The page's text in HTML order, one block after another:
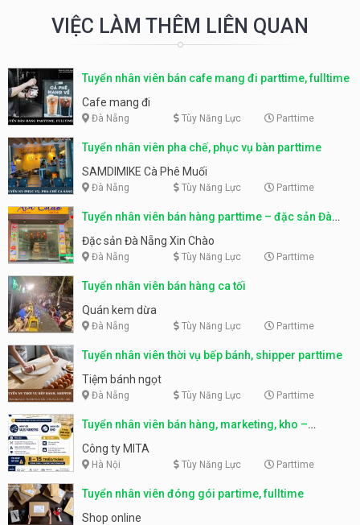
VIỆC LÀM THÊM LIÊN QUAN
Tuyển nhân viên bán cafe mang đi parttime, fulltime
Cafe mang đi
Đà Nẵng Tùy Năng Lực Parttime
Tuyển nhân viên pha chế, phục vụ bàn parttime
SAMDIMIKE Cà Phê Muối
Đà Nẵng Tùy Năng Lực Parttime
Tuyển nhân viên bán hàng parttime – đặc sản Đà
Nẵng
Đặc sản Đà Nẵng Xin Chào
Đà Nẵng Tùy Năng Lực Parttime
Tuyển nhân viên bán hàng ca tối
Quán kem dừa
Đà Nẵng Tùy Năng Lực Parttime
Tuyển nhân viên thời vụ bếp bánh, shipper parttime
Tiệm bánh ngọt
Đà Nẵng Tùy Năng Lực Parttime
Tuyển nhân viên bán hàng, marketing, kho –
parttime, fulltime
Công ty MITA
Hà Nội Tùy Năng Lực Parttime
Tuyển nhân viên đóng gói partime, fulltime
Shop online